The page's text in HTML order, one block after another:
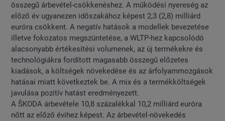
összegű árbevétel-csökkenéshez. A működési nyereség az
előző év ugyanezen időszakához képest 2,3 (2,8) milliárd
euróra csökkent. A negatív hatások a modellek bevezetése
illetve fokozatos megszüntetése, a WLTP-hez kapcsolódó
alacsonyabb értékesítési volumenek, az új termékekre és
technológiákra fordított magasabb összegű előzetes
kiadások, a költségek növekedése és az árfolyammozgások
hatásai miatt következtek be. A mix és a termékköltségek
javulása pozitív hatást eredményezett.
A ŠKODA árbevétele 10,8 százalékkal 10,2 milliárd euróra
nőtt az előző évihez képest. Az árbevétel-növekedés